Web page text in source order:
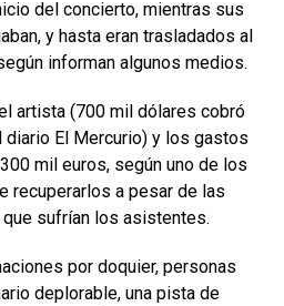
del concierto, mientras sus
y hasta eran trasladados al
informan algunos medios.
artista (700 mil dólares cobró
diario El Mercurio) y los gastos
mil euros, según uno de los
recuperarlos a pesar de las
sufrían los asistentes.
por doquier, personas
deplorable, una pista de